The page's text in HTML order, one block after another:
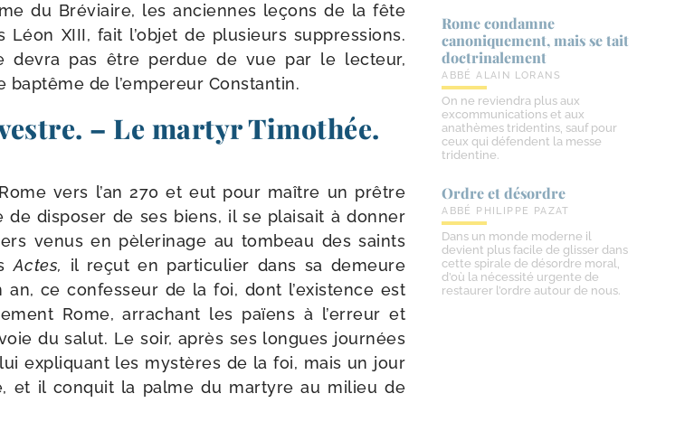
du Bréviaire, les anciennes leçons de la fête
XIII, fait l’objet de plu­sieurs sup­pres­sions.
devra pas être per­due de vue par le lec­teur,
de l’empereur Constantin.
– Le martyr Timothée.
vers l’an 270 et eut pour maître un prêtre
de dis­po­ser de ses biens, il se plai­sait à don­ner
venus en pèle­ri­nage au tom­beau des saints
Actes,
il reçut en par­ti­cu­lier dans sa demeure
an, ce confes­seur de la foi, dont l’exis­tence est
Rome, arra­chant les païens à l’erreur et
du salut. Le soir, après ses longues jour­nées
expli­quant les mys­tères de la foi, mais un jour
et il conquit la palme du mar­tyre au milieu de
Rome condamne
canoniquement, mais se tait
doctrinalement
ABBÉ ALAIN LORANS
On ne reviendra plus aux
excommunications et aux
anathèmes tridentins, sauf pour
ceux qui défendent la messe
tridentine.
Ordre et désordre
ABBÉ PHILIPPE PAZAT
Dans un monde moderne il
devient plus facile de glisser dans
cette spirale de désordre moral,
d’où la nécessité urgente de
restaurer l’ordre autour de nous.